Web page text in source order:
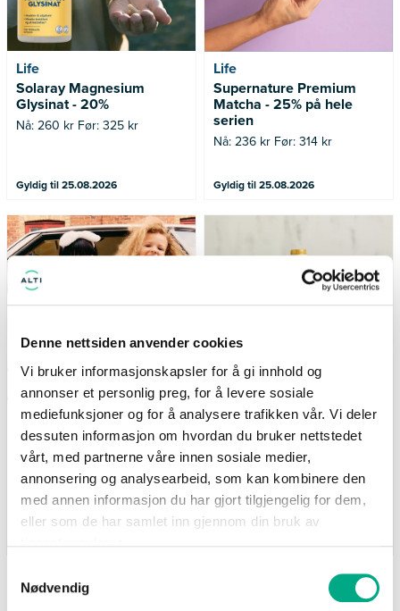
Denne nettsiden anvender cookies
Vi bruker informasjonskapsler for å gi innhold og
annonser et personlig preg, for å levere sosiale
mediefunksjoner og for å analysere trafikken vår. Vi deler
dessuten informasjon om hvordan du bruker nettstedet
vårt, med partnerne våre innen sosiale medier,
annonsering og analysearbeid, som kan kombinere den
med annen informasjon du har gjort tilgjengelig for dem,
eller som de har samlet inn gjennom din bruk av
Nødvendig
Life
Solaray Magnesium
Glysinat - 20%
Nå: 260 kr Før: 325 kr
Gyldig til 25.08.2026
Life
Supernature Premium
Matcha - 25% på hele
serien
Nå: 236 kr Før: 314 kr
Gyldig til 25.08.2026
Kappahl
Medlemstilbud: 3 for 2 på
barnevarer
(gjelder ikke Newbie) Tilbudet
gjelder i perioden 7.8-17.8
(gjelder ikke Newbie) Tilbudet
gjelder i perioden 7.8-17.8
Life
Supernature MCT-olje
500ml - 25% på hele
serien
Nå: 247 kr Før: 329 kr